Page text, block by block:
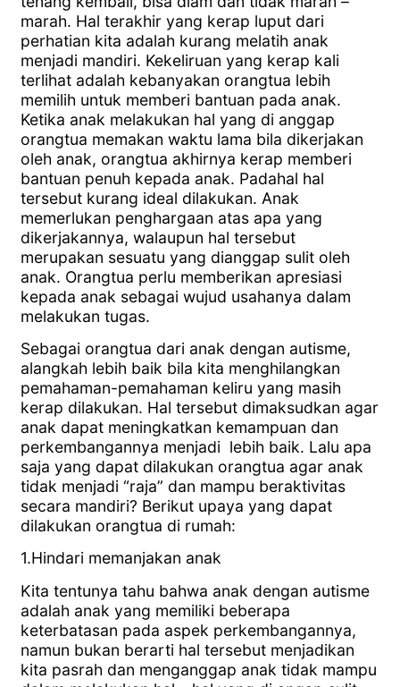
marah. Hal terakhir yang kerap luput dari
perhatian kita adalah kurang melatih anak
menjadi mandiri. Kekeliruan yang kerap kali
terlihat adalah kebanyakan orangtua lebih
memilih untuk memberi bantuan pada anak.
Ketika anak melakukan hal yang di anggap
orangtua memakan waktu lama bila dikerjakan
oleh anak, orangtua akhirnya kerap memberi
bantuan penuh kepada anak. Padahal hal
tersebut kurang ideal dilakukan. Anak
memerlukan penghargaan atas apa yang
dikerjakannya, walaupun hal tersebut
merupakan sesuatu yang dianggap sulit oleh
anak. Orangtua perlu memberikan apresiasi
kepada anak sebagai wujud usahanya dalam
melakukan tugas.
Sebagai orangtua dari anak dengan autisme,
alangkah lebih baik bila kita menghilangkan
pemahaman-pemahaman keliru yang masih
kerap dilakukan. Hal tersebut dimaksudkan agar
anak dapat meningkatkan kemampuan dan
perkembangannya menjadi lebih baik. Lalu apa
saja yang dapat dilakukan orangtua agar anak
tidak menjadi “raja” dan mampu beraktivitas
secara mandiri? Berikut upaya yang dapat
dilakukan orangtua di rumah:
1.Hindari memanjakan anak
Kita tentunya tahu bahwa anak dengan autisme
adalah anak yang memiliki beberapa
keterbatasan pada aspek perkembangannya,
namun bukan berarti hal tersebut menjadikan
kita pasrah dan menganggap anak tidak mampu